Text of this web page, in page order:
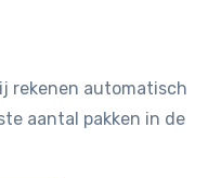
rekenen automatisch
aantal pakken in de